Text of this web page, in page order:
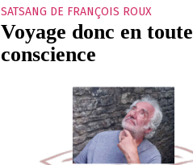
SATSANG DE FRANÇOIS ROUX
Voyage donc en toute
conscience